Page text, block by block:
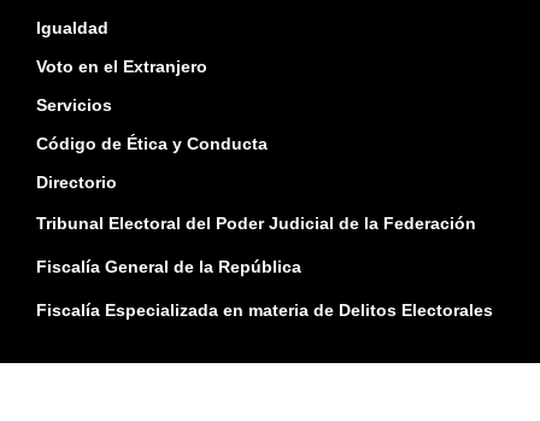
Igualdad
Voto en el Extranjero
Servicios
Código de Ética y Conducta
Directorio
Tribunal Electoral del Poder Judicial de la Federación
Fiscalía General de la República
Fiscalía Especializada en materia de Delitos Electorales